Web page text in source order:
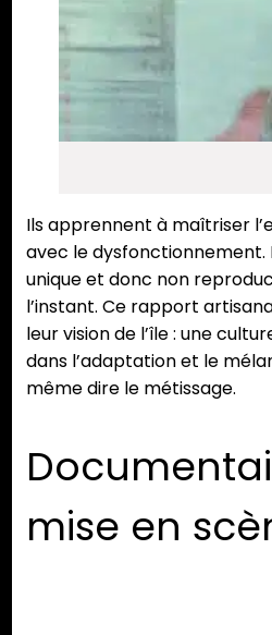
Ils apprennent à maîtriser
avec le dysfonctionnement.
unique et donc non
l’instant. Ce rapport
leur vision de l’île : une
dans l’adaptation et le
même dire le métissage.
mise en